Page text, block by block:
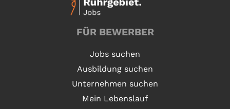
FÜR BEWERBER
Jobs suchen
Ausbildung suchen
Unternehmen suchen
Mein Lebenslauf